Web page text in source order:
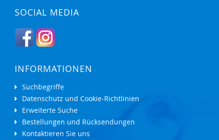
SOCIAL MEDIA
INFORMATIONEN
Suchbegriffe
Datenschutz und Cookie-Richtlinien
Erweiterte Suche
Bestellungen und Rücksendungen
Kontaktieren Sie uns